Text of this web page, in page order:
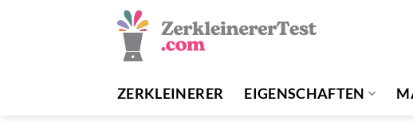
ZERKLEINERER EIGENSCHAFTEN